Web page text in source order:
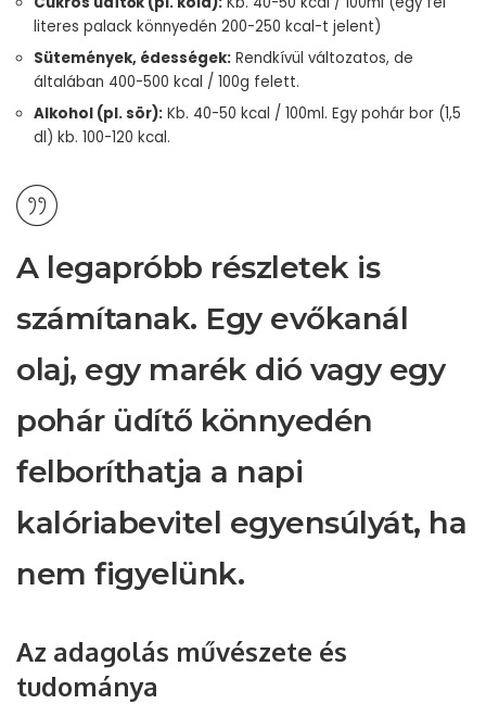
literes palack könnyedén 200-250 kcal-t jelent)
Sütemények, édességek: Rendkívül változatos, de
általában 400-500 kcal / 100g felett.
Alkohol (pl. sör): Kb. 40-50 kcal / 100ml. Egy pohár bor (1,5
dl) kb. 100-120 kcal.
A legapróbb részletek is
számítanak. Egy evőkanál
olaj, egy marék dió vagy egy
pohár üdítő könnyedén
felboríthatja a napi
kalóriabevitel egyensúlyát, ha
nem figyelünk.
Az adagolás művészete és
tudománya